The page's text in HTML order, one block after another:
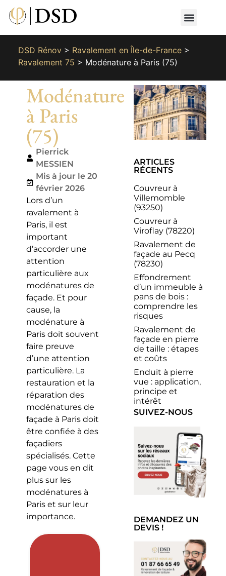
DSD Rénov> Ravalement en Île-de-France>
Ravalement 75 > Modénature à Paris (75)
Modénature
à Paris
(75)
Pierrick
MESSIEN
Mis à jour le 20
février 2026
Lors d’un
ravalement à
Paris, il est
important
d’accorder une
attention
particulière aux
modénatures de
façade. Et pour
cause, la
modénature à
Paris doit souvent
faire preuve
d’une attention
particulière. La
restauration et la
réparation des
modénatures de
façade à Paris doit
être confiée à des
façadiers
spécialisés. Cette
page vous en dit
plus sur les
modénatures à
Paris et sur leur
importance.
ARTICLES
RÉCENTS
Couvreur à
Villemomble
(93250)
Couvreur à
Viroflay (78220)
Ravalement de
façade au Pecq
(78230)
Effondrement
d’un immeuble à
pans de bois :
comprendre les
risques
Ravalement de
façade en pierre
de taille : étapes
et coûts
Enduit à pierre
vue : application,
principe et
intérêt
SUIVEZ-NOUS
DEMANDEZ UN
DEVIS !